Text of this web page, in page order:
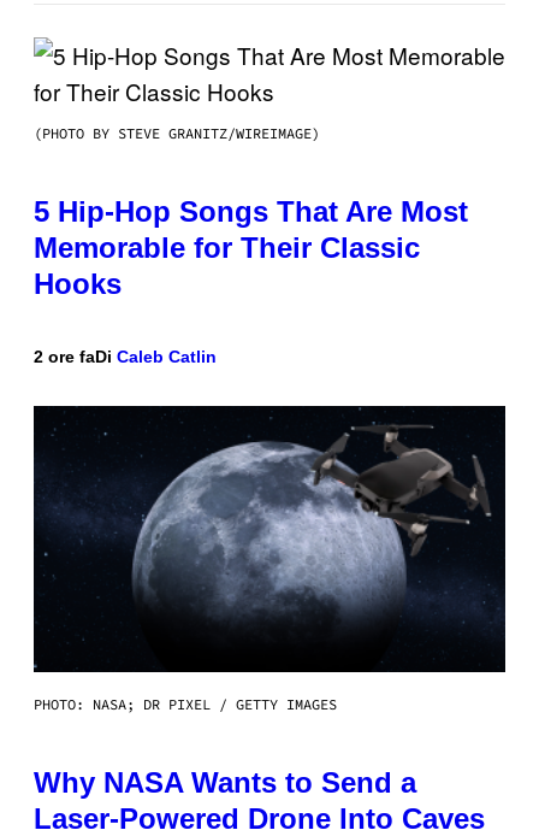
(PHOTO BY STEVE GRANITZ/WIREIMAGE)
5 Hip-Hop Songs That Are Most
Memorable for Their Classic
Hooks
2 ore faDi Caleb Catlin
PHOTO: NASA; DR PIXEL / GETTY IMAGES
Why NASA Wants to Send a
Laser-Powered Drone Into Caves